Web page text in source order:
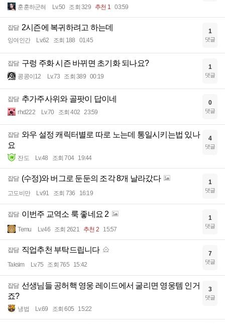
훈훈하군혀 Lv.50 조회 329 추천 1 03:59
잡담 2시즌에 복귀하려고 하는데
잉여인간 Lv.62 조회 188 01:45
1
댓글
잡담 구렁 주화 시즌 바뀌면 초기화 되나요?
콩콩이12 Lv.73 조회 389 00:19
1
댓글
잡담 추가주사위와 골팟이 답이네
rhd222 Lv.70 조회 402 23:59
0
댓글
잡담 와우 설정 캐릭터별로 따로 노는데 통일시키는법 있나
요
잔도 Lv.48 조회 704 19:44
4
댓글
잡담 (수정)와 버그로 둔둔의 조각 8개 날라갔다
고도비만 Lv.91 조회 736 16:19
1
댓글
잡담 이번주 교역소 룩 좋네요 2
Temu Lv.46 조회 2621 추천 2 15:57
1
댓글
잡담 직업추천 부탁드립니다
Taksim Lv.75 조회 765 15:42
7
댓글
잡담 선생님들 공허핵 영웅 레이드에서 굴리면 영웅템 인거
죠?
냉법 Lv.69 조회 605 15:22
3
댓글